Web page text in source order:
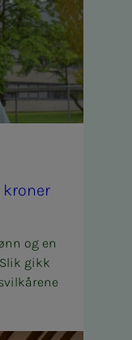
kro­­­ner
og en
gikk